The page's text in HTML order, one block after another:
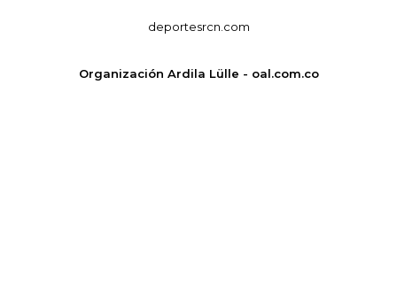
deportesrcn.com
Organización Ardila Lülle - oal.com.co